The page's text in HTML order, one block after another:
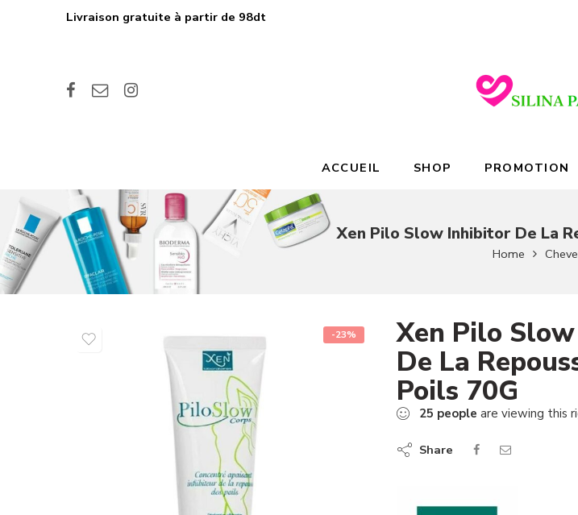
Livraison gratuite à partir de 98dt
ACCUEIL SHOP PROMOTION
Xen Pilo Slow Inhibitor De La
Home
-23% Xen Pilo
De La
Poils 70G
25 people are viewing this
Share